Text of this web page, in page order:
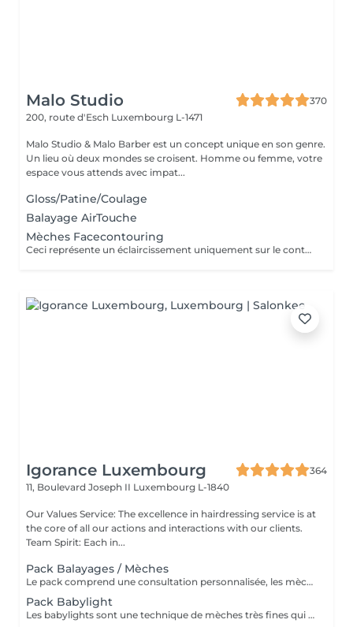
Malo Studio
370
200, route d'Esch Luxembourg L-1471
Malo Studio & Malo Barber est un concept unique en son genre.
Un lieu où deux mondes se croisent. Homme ou femme, votre
espace vous attends avec impat...
Gloss/Patine/Coulage
Balayage AirTouche
Mèches Facecontouring
Ceci représente un éclaircissement uniquement sur le contour du visage.
Igorance Luxembourg
364
11, Boulevard Joseph II Luxembourg L-1840
Our Values Service: The excellence in hairdressing service is at
the core of all our actions and interactions with our clients.
Team Spirit: Each in...
Pack Balayages / Mèches
Le pack comprend une consultation personnalisée, les mèches avec les produits LOREAL PROFESSIONNEL, shampooing et conditionneur spécifiques REDKEN, le séchage et les produits de styling REDKEN Option Coupe : la coupe IGORANCE, ( finition sur cheveux sec), le séchage et les produits de styling REDKEN. * Tarifs à titre indicatifs à confirmer après la consultation personnalisée établit auprès de votre coiffeur/stylist/spécialiste * La direction se réserve le droit d’apporter des modifications pour le bon fonctionnement du salon
Pack Babylight
Les babylights sont une technique de mèches très fines qui donne un résultat lumineux. Le pack comprend une consultation personnalisée, des babylights avec les produits LOREAL PROFESSIONNEL, shampooing et conditionneur spécifiques REDKEN, le séchage et les produits de styling REDKEN Option Coupe : la coupe IGORANCE, ( finition sur cheveux sec), le séchage et les produits de styling REDKEN. * Tarifs à titre indicatifs à confirmer après la consultation personnalisée établit auprès de votre coiffeur/stylist/spécialiste * La direction se réserve le droit d’apporter des modifications pour le bon fonctionnement du salon